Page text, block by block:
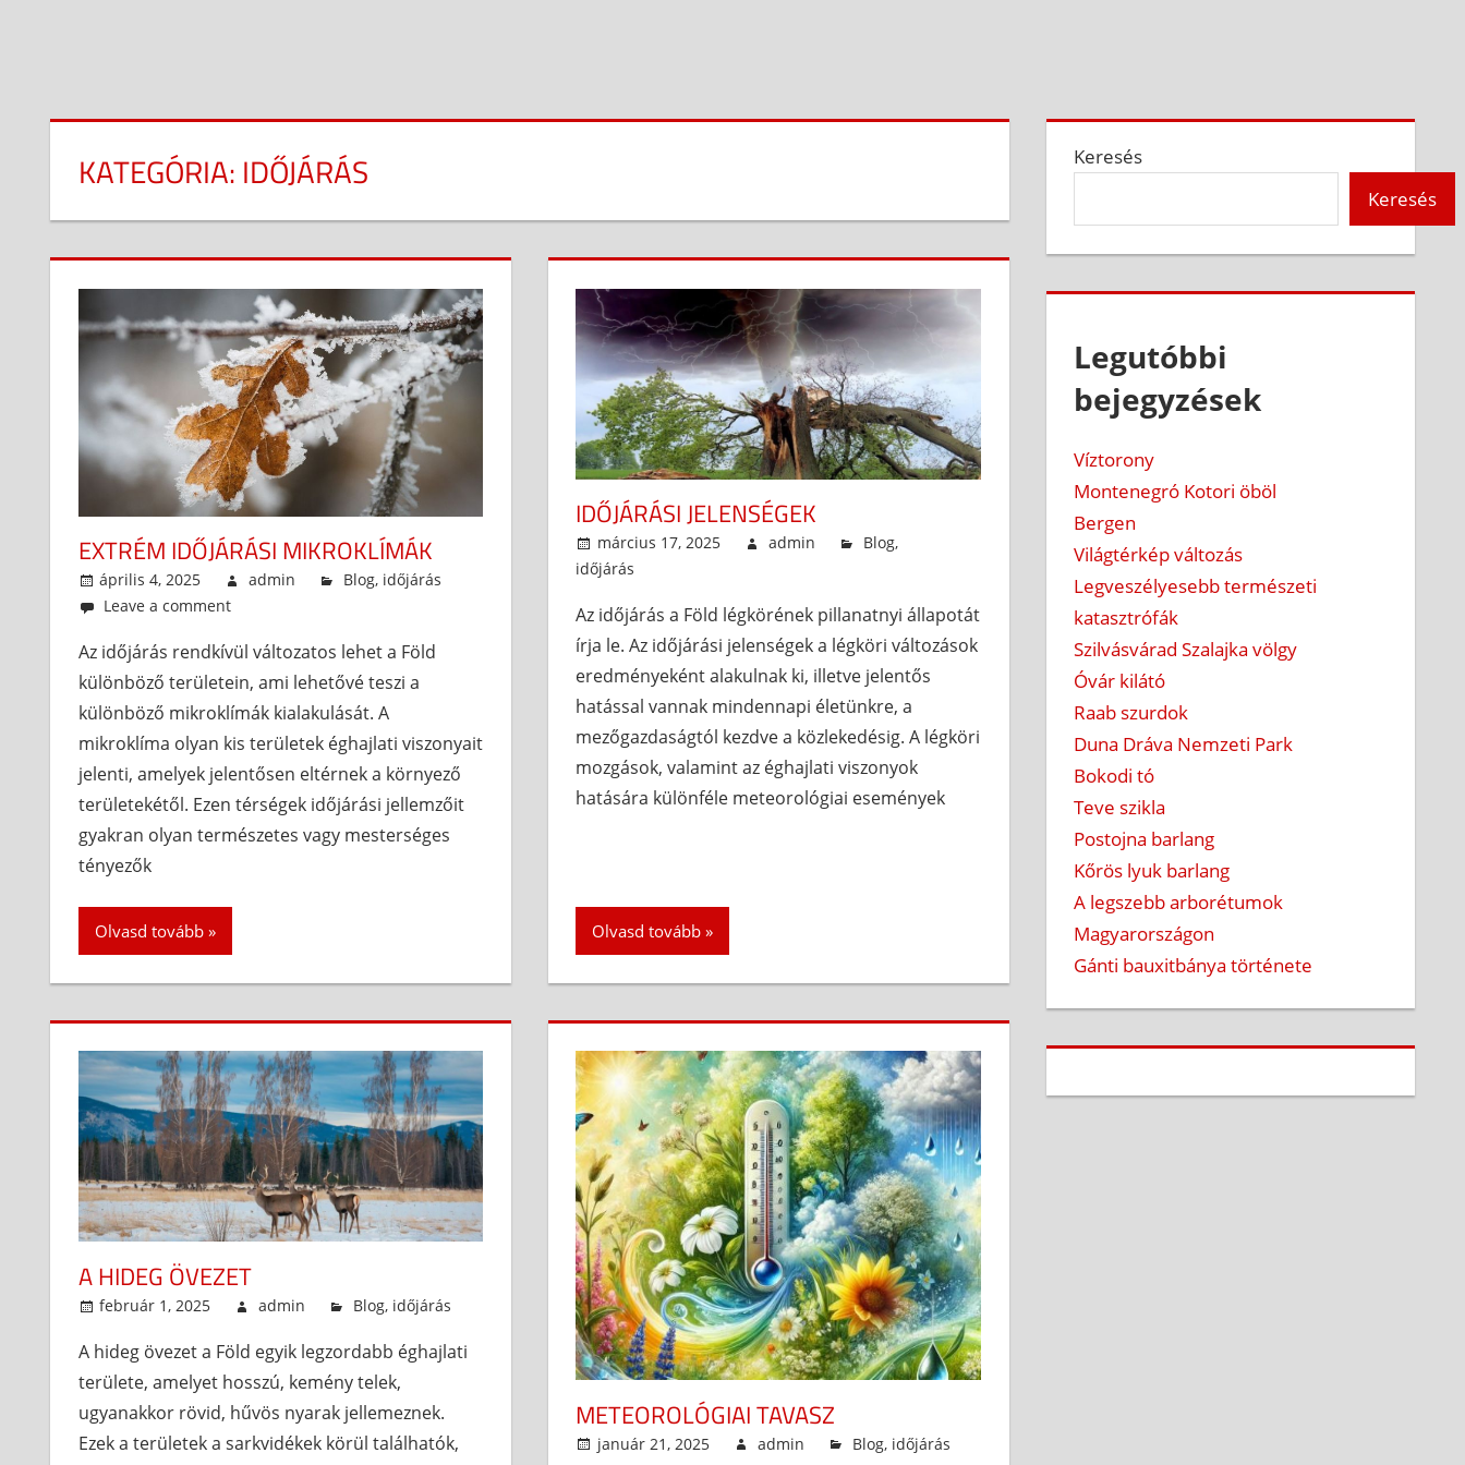
KATEGÓRIA: IDŐJÁRÁS
EXTRÉM IDŐJÁRÁSI MIKROKLÍMÁK
április 4, 2025 admin Blog, időjárás
Leave a comment
Az időjárás rendkívül változatos lehet a Föld
különböző területein, ami lehetővé teszi a
különböző mikroklímák kialakulását. A
mikroklíma olyan kis területek éghajlati viszonyait
jelenti, amelyek jelentősen eltérnek a környező
területekétől. Ezen térségek időjárási jellemzőit
gyakran olyan természetes vagy mesterséges
tényezők
Olvasd tovább
IDŐJÁRÁSI JELENSÉGEK
március 17, 2025 admin Blog,
időjárás
Az időjárás a Föld légkörének pillanatnyi állapotát
írja le. Az időjárási jelenségek a légköri változások
eredményeként alakulnak ki, illetve jelentős
hatással vannak mindennapi életünkre, a
mezőgazdaságtól kezdve a közlekedésig. A légköri
mozgások, valamint az éghajlati viszonyok
hatására különféle meteorológiai események
Olvasd tovább
A HIDEG ÖVEZET
február 1, 2025 admin Blog, időjárás
A hideg övezet a Föld egyik legzordabb éghajlati
területe, amelyet hosszú, kemény telek,
ugyanakkor rövid, hűvös nyarak jellemeznek.
Ezek a területek a sarkvidékek körül találhatók,
METEOROLÓGIAI TAVASZ
január 21, 2025 admin Blog, időjárás
Keresés
Keresés
Legutóbbi
bejegyzések
Víztorony
Montenegró Kotori öböl
Bergen
Világtérkép változás
Legveszélyesebb természeti
katasztrófák
Szilvásvárad Szalajka völgy
Óvár kilátó
Raab szurdok
Duna Dráva Nemzeti Park
Bokodi tó
Teve szikla
Postojna barlang
Kőrös lyuk barlang
A legszebb arborétumok
Magyarországon
Gánti bauxitbánya története